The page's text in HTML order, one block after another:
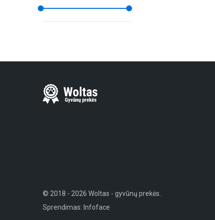
© 2018 - 2026 Woltas - gyvūnų prekės.
Sprendimas: Infoface